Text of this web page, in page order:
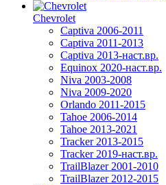
Chevrolet
Captiva 2006-2011
Captiva 2011-2013
Captiva 2013-наст.вр.
Equinox 2020-наст.вр.
Niva 2003-2008
Niva 2009-2020
Orlando 2011-2015
Tahoe 2006-2014
Tahoe 2013-2021
Tracker 2013-2015
Tracker 2019-наст.вр.
TrailBlazer 2001-2010
TrailBlazer 2012-2015